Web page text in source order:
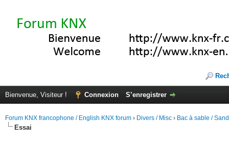
Bienvenue, Visiteur ! Connexion S’enregistrer
Forum KNX francophone / English KNX forum › Divers / Misc › Bac à sable /
Essai